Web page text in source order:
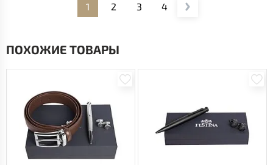
1 2 3 4
ПОХОЖИЕ ТОВАРЫ